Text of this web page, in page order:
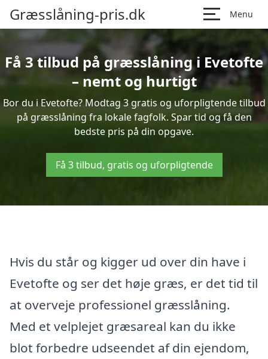
Græsslåning-pris.dk Menu
Få 3 tilbud på græsslåning i Evetofte
– nemt og hurtigt
Bor du i Evetofte? Modtag 3 gratis og uforpligtende tilbud
på græsslåning fra lokale fagfolk. Spar tid og få den
bedste pris på din opgave.
Få 3 tilbud, gratis og uforpligtende
Hvis du står og kigger ud over din have i
Evetofte og ser det høje græs, er det tid til
at overveje professionel græsslåning.
Med et velplejet græsareal kan du ikke
blot forbedre udseendet af din ejendom,